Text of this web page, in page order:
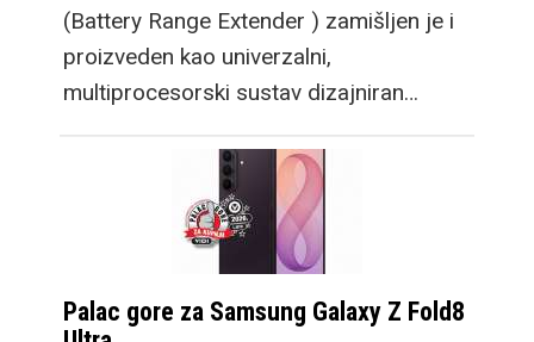
(Battery Range Extender ) zamišljen je i
proizveden kao univerzalni,
multiprocesorski sustav dizajniran…
Palac gore za Samsung Galaxy Z Fold8